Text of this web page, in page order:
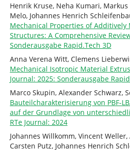
Henrik Kruse, Neha Kumari,
Melo, Johannes Henrich
Mechanical Properties of
Structures: A Comprehensive
Sonderausgabe Rapid.Tech 3D
Anna Verena Witt, Clemens
Mechanical Isotropic Material
Journal: 2025: Sonderausgabe
Marco Skupin, Alexander Schwarz,
Bauteilcharakterisierung von PBF-
auf der Grundlage von
RTe Journal: 2024
Johannes Willkomm, Vincent
Carsten Putz, Johannes Henrich